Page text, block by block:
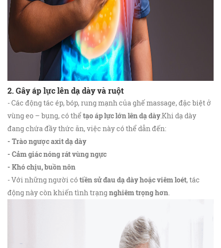
2. Gây áp lực lên dạ dày và ruột
- Các động tác ép, bóp, rung mạnh của ghế massage, đặc biệt ở
vùng eo – bụng, có thểtạo áp lực lớn lên dạ dày.Khi dạ dày
đang chứa đầy thức ăn, việc này có thể dẫn đến:
- Trào ngược axit dạ dày
- Cảm giác nóng rát vùng ngực
- Khó chịu, buồn nôn
- Với những người có tiền sử đau dạ dày hoặc viêm loét, tác
động này còn khiến tình trạng nghiêm trọng hơn